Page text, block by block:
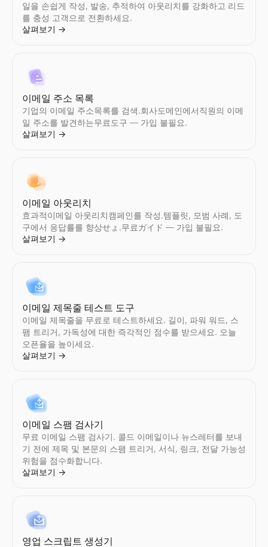
일을 손쉽게 작성, 발송, 추적하여 아웃리치를 강화하고 리드
를 충성 고객으로 전환하세요.
살펴보기 →
이메일 주소 목록
기업의 이메일 주소목록를 검색.회사도메인에서직원의 이메
일 주소를 발견하는무료도구 — 가입 불필요.
살펴보기 →
이메일 아웃리치
효과적이메일 아웃리치캠페인를 작성.템플릿, 모범 사례, 도
구에서 응답률를 향상せょ.무료ガイド — 가입 불필요.
살펴보기 →
이메일 제목줄 테스트 도구
이메일 제목줄을 무료로 테스트하세요. 길이, 파워 워드, 스
팸 트리거, 가독성에 대한 즉각적인 점수를 받으세요. 오늘
오픈율을 높이세요.
살펴보기 →
이메일 스팸 검사기
무료 이메일 스팸 검사기. 콜드 이메일이나 뉴스레터를 보내
기 전에 제목 및 본문의 스팸 트리거, 서식, 링크, 전달 가능성
위험을 점수화합니다.
살펴보기 →
영업 스크립트 생성기